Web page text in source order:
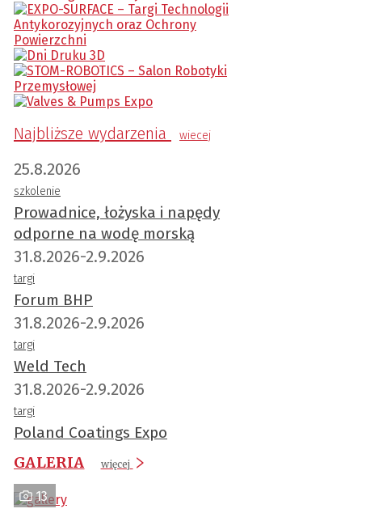
Najbliższe wydarzenia wiecej
25.8.2026
szkolenie
Prowadnice, łożyska i napędy
odporne na wodę morską
31.8.2026-2.9.2026
targi
Forum BHP
31.8.2026-2.9.2026
targi
Weld Tech
31.8.2026-2.9.2026
targi
Poland Coatings Expo
GALERIA
więcej
13